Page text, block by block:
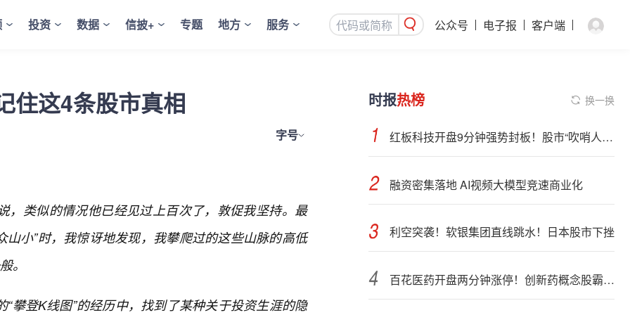
投资 数据 信披+ 专题 地方 服务 公众号 电子报 客户端
住这4条股市真相
字号
，类似的情况他已经见过上百次了，敦促我坚持。最
小”时，我惊讶地发现，我攀爬过的这些山脉的高低
。
攀登K线图”的经历中，找到了某种关于投资生涯的隐
时报热榜 换一换
红板科技开盘9分钟强势封板！股市“吹哨人”突然改口！市场风向变了？
融资密集落地 AI视频大模型竞速商业化
利空突袭！软银集团直线跳水！日本股市下挫
百花医药开盘两分钟涨停！创新药概念股霸屏，业绩预喜股来了